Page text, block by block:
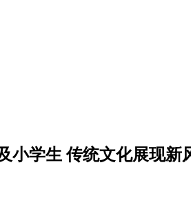
小学生 传统文化展现新